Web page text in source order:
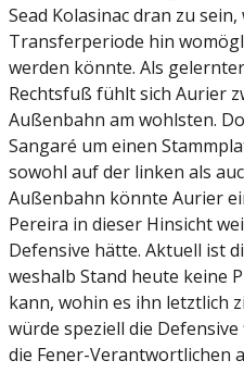
Sead Kolasinac dran zu
Transferperiode hin
werden könnte. Als
Rechtsfuß fühlt sich Aurier
Außenbahn am wohlsten.
Sangaré um einen
sowohl auf der linken als
Außenbahn könnte Aurier
Pereira in dieser Hinsicht
Defensive hätte. Aktuell ist
weshalb Stand heute keine
kann, wohin es ihn letztlich
würde speziell die
die Fener-Verantwortlichen